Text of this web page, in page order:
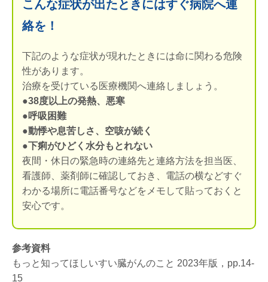
こんな症状が出たときにはすぐ病院へ連
絡を！
下記のような症状が現れたときには命に関わる危険
性があります。
治療を受けている医療機関へ連絡しましょう。
●38度以上の発熱、悪寒
●呼吸困難
●動悸や息苦しさ、空咳が続く
●下痢がひどく水分もとれない
夜間・休日の緊急時の連絡先と連絡方法を担当医、
看護師、薬剤師に確認しておき、電話の横などすぐ
わかる場所に電話番号などをメモして貼っておくと
安心です。
参考資料
もっと知ってほしいすい臓がんのこと 2023年版，pp.14-
15